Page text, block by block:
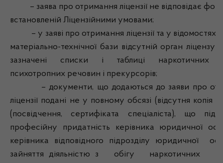
– заява про отримання ліцензії не відповідає
встановленій Ліцензійними умовами;
– у заяві про отримання ліцензії та у відомостях
матеріально-технічної бази відсутній орган
зазначені списки і таблиці наркотичних
психотропних речовин і прекурсорів;
– документи, що додаються до заяви про
ліцензії подані не у повному обсязі (відсутня копія
(посвідчення, сертифіката спеціаліста), що
професійну придатність керівника юридичної
керівника відповідного підрозділу юридичної
зайняття діяльністю з обігу наркотичних